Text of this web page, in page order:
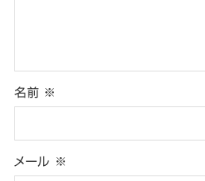
名前 ※
メール ※